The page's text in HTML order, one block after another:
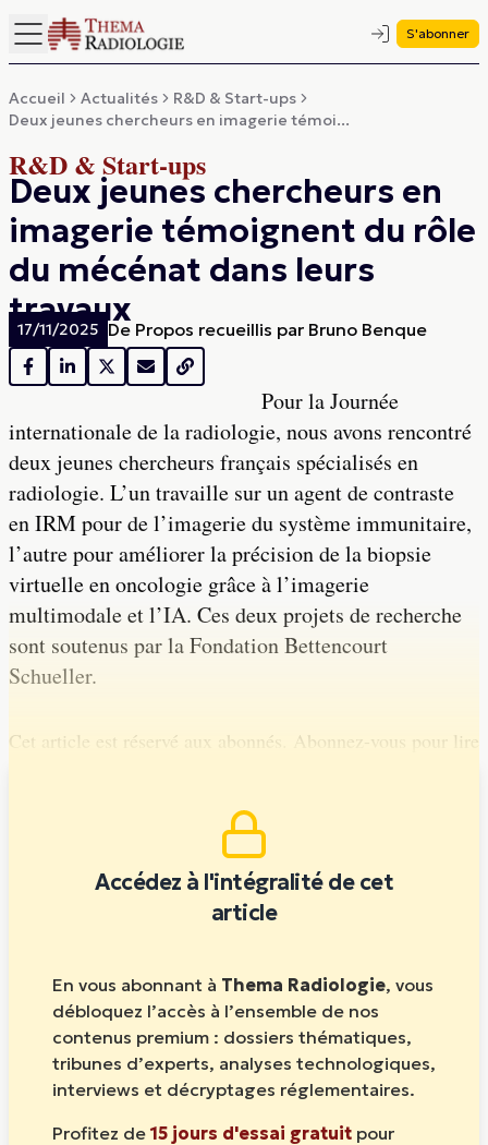
S'abonner
Accueil Actualités
R&D & Start-ups
Deux jeunes chercheurs en imagerie témoi...
R&D & Start-ups
Deux jeunes chercheurs en
imagerie témoignent du rôle
du mécénat dans leurs
travaux
17/11/2025 De Propos recueillis par Bruno Benque
Pour la Journée
internationale de la radiologie, nous avons rencontré
deux jeunes chercheurs français spécialisés en
radiologie. L’un travaille sur un agent de contraste
en IRM pour de l’imagerie du système immunitaire,
l’autre pour améliorer la précision de la biopsie
virtuelle en oncologie grâce à l’imagerie
multimodale et l’IA. Ces deux projets de recherche
sont soutenus par la Fondation Bettencourt
Schueller.
Cet article est réservé aux abonnés. Abonnez-vous pour lire
Accédez à l'intégralité de cet
article
En vous abonnant à Thema Radiologie, vous
débloquez l’accès à l’ensemble de nos
contenus premium : dossiers thématiques,
tribunes d’experts, analyses technologiques,
interviews et décryptages réglementaires.
Profitez de 15 jours d'essai gratuit pour